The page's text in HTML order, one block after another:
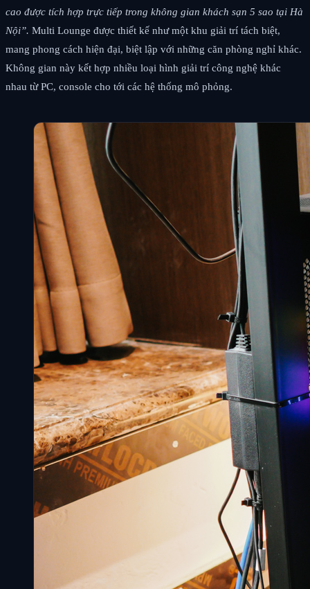
cao được tích hợp trực tiếp trong không gian khách sạn 5 sao tại Hà
Nội”. Multi Lounge được thiết kế như một khu giải trí tách biệt,
mang phong cách hiện đại, biệt lập với những căn phòng nghỉ khác.
Không gian này kết hợp nhiều loại hình giải trí công nghệ khác
nhau từ PC, console cho tới các hệ thống mô phỏng.